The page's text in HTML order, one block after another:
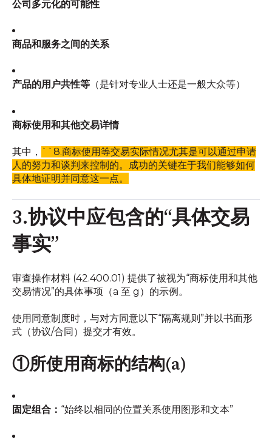
公司多元化的可能性
商品和服务之间的关系
产品的用户共性等 （是针对专业人士还是一般大众等）
商标使用和其他交易详情
其中， ``8.商标使用等交易实际情况尤其是可以通过申请
人的努力和谈判来控制的。成功的关键在于我们能够如何
具体地证明并同意这一点。
3.协议中应包含的“具体交易
事实”
审查操作材料 (42.400.01) 提供了被视为“商标使用和其他
交易情况”的具体事项（a 至 g）的示例。
使用同意制度时，与对方同意以下“隔离规则”并以书面形
式（协议/合同）提交才有效。
①所使用商标的结构(a)
固定组合： “始终以相同的位置关系使用图形和文本”